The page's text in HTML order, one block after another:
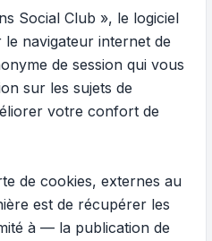
Social Club », le logiciel
navigateur internet de
de session qui vous
sur les sujets de
votre confort de
de cookies, externes au
est de récupérer les
à — la publication de